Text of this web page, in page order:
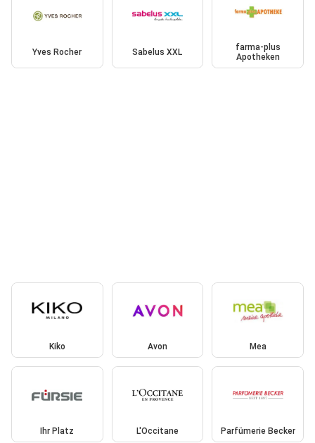
Yves Rocher Sabelus XXL
farma-plus
Apotheken
Kiko Avon Mea
Ihr Platz L'Occitane Parfümerie Becker